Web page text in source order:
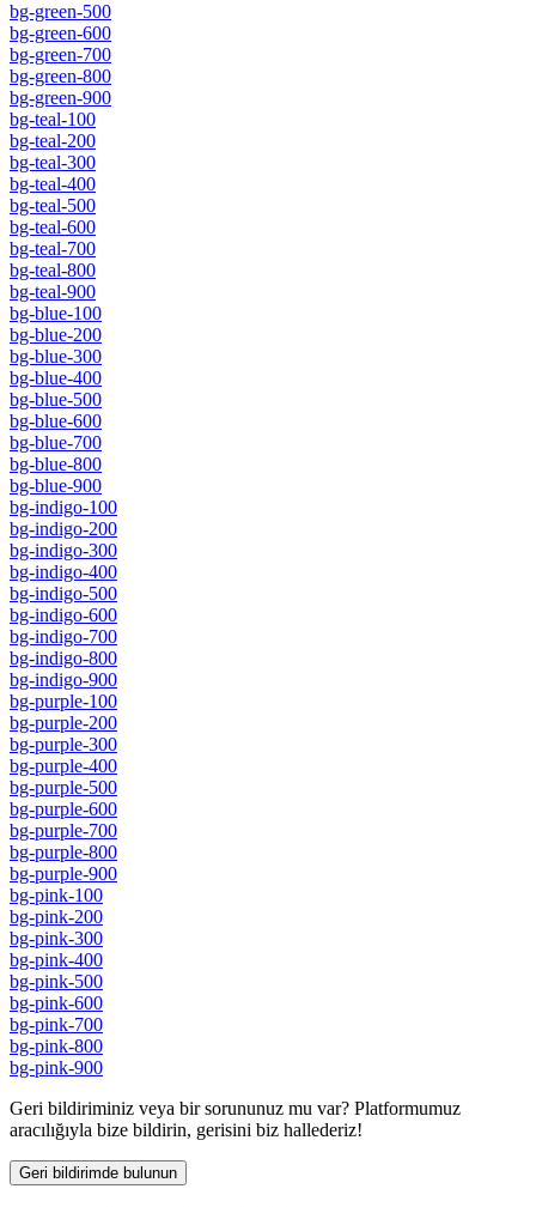
bg-green-500
bg-green-600
bg-green-700
bg-green-800
bg-green-900
bg-teal-100
bg-teal-200
bg-teal-300
bg-teal-400
bg-teal-500
bg-teal-600
bg-teal-700
bg-teal-800
bg-teal-900
bg-blue-100
bg-blue-200
bg-blue-300
bg-blue-400
bg-blue-500
bg-blue-600
bg-blue-700
bg-blue-800
bg-blue-900
bg-indigo-100
bg-indigo-200
bg-indigo-300
bg-indigo-400
bg-indigo-500
bg-indigo-600
bg-indigo-700
bg-indigo-800
bg-indigo-900
bg-purple-100
bg-purple-200
bg-purple-300
bg-purple-400
bg-purple-500
bg-purple-600
bg-purple-700
bg-purple-800
bg-purple-900
bg-pink-100
bg-pink-200
bg-pink-300
bg-pink-400
bg-pink-500
bg-pink-600
bg-pink-700
bg-pink-800
bg-pink-900
Geri bildiriminiz veya bir sorununuz mu var? Platformumuz
aracılığıyla bize bildirin, gerisini biz hallederiz!
Geri bildirimde bulunun